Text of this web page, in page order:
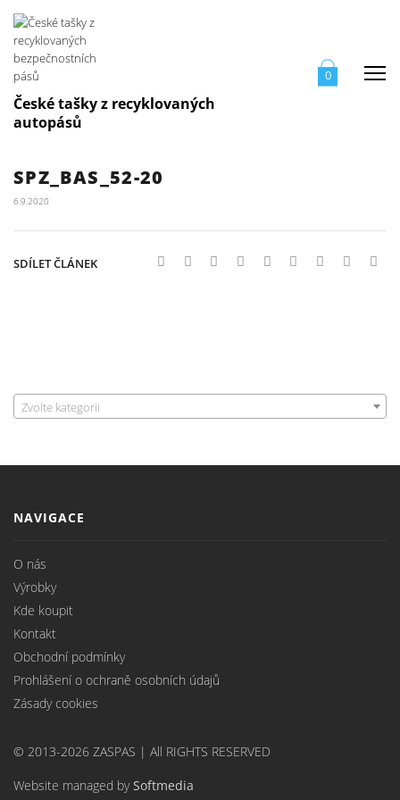
České tašky z recyklovaných
autopásů
0
SPZ_BAS_52-20
6.9.2020
SDÍLET ČLÁNEK
Zvolte kategorii
NAVIGACE
O nás
Výrobky
Kde koupit
Kontakt
Obchodní podmínky
Prohlášení o ochraně osobních údajů
Zásady cookies
© 2013-2026 ZASPAS | All RIGHTS RESERVED
Website managed bySoftmedia